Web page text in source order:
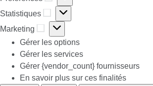
Statistiques Statistiques
Marketing
Marketing
Gérer les options
Gérer les services
Gérer {vendor_count} fournisseurs
En savoir plus sur ces finalités